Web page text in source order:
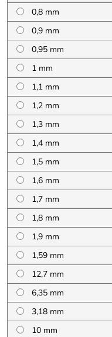
0,8 mm
0,9 mm
0,95 mm
1 mm
1,1 mm
1,2 mm
1,3 mm
1,4 mm
1,5 mm
1,6 mm
1,7 mm
1,8 mm
1,9 mm
1,59 mm
12,7 mm
6,35 mm
3,18 mm
10 mm